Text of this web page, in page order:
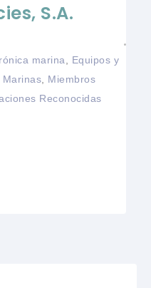
S.A.
marina
Equipos y
Marinas
Miembros
Reconocidas